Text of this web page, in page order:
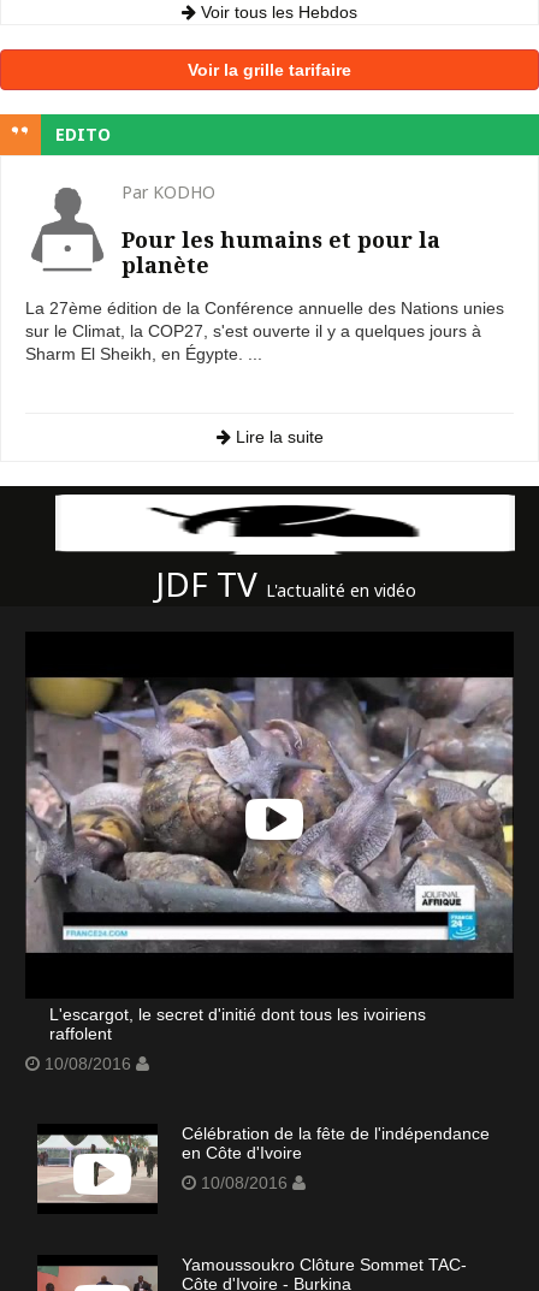
Voir tous les Hebdos
Voir la grille tarifaire
EDITO
Par KODHO
Pour les humains et pour la
planète
La 27ème édition de la Conférence annuelle des Nations unies
sur le Climat, la COP27, s'est ouverte il y a quelques jours à
Sharm El Sheikh, en Égypte. ...
Lire la suite
JDF TV L'actualité en vidéo
L'escargot, le secret d'initié dont tous les ivoiriens
raffolent
10/08/2016
Célébration de la fête de l'indépendance
en Côte d'Ivoire
10/08/2016
Yamoussoukro Clôture Sommet TAC-
Côte d'Ivoire - Burkina